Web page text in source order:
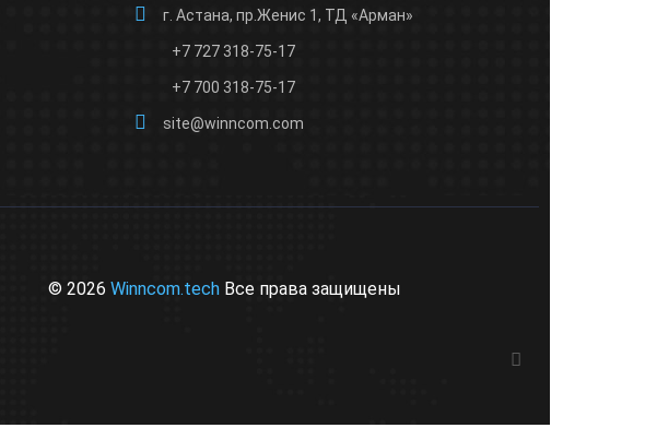
г. Астана, пр.Женис 1, ТД «Арман»
+7 727 318-75-17
+7 700 318-75-17
site@winncom.com
© 2026 Winncom.tech Все права защищены